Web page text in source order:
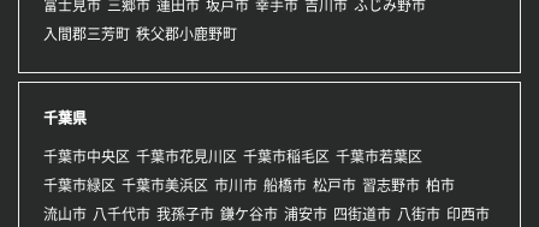
富士見市 三郷市 蓮田市 坂戸市 幸手市 吉川市 ふじみ野市
入間郡三芳町 秩父郡小鹿野町
千葉県
千葉市中央区 千葉市花見川区 千葉市稲毛区 千葉市若葉区
千葉市緑区 千葉市美浜区 市川市 船橋市 松戸市 習志野市 柏市
流山市 八千代市 我孫子市 鎌ケ谷市 浦安市 四街道市 八街市 印西市